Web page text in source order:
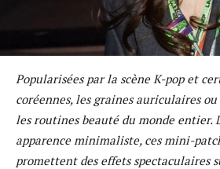
Popularisées par la scène K-pop et
coréennes, les graines auriculaires
les routines beauté du monde entier.
apparence minimaliste, ces mini-
promettent des effets spectaculaires